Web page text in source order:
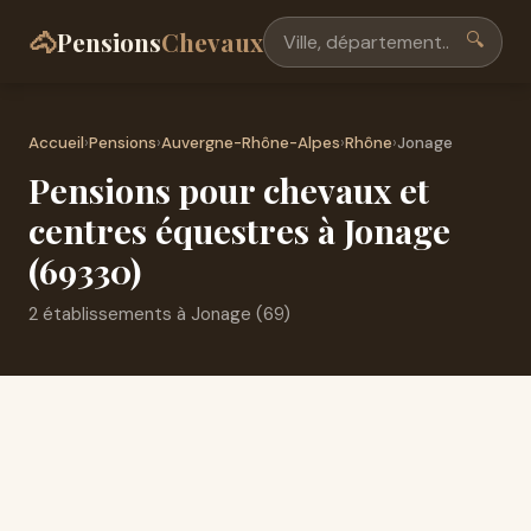
🐴PensionsChevaux 🔍
Accueil›Pensions›Auvergne-Rhône-Alpes›Rhône›Jonage
Pensions pour chevaux et
centres équestres à Jonage
(69330)
2 établissements à Jonage (69)